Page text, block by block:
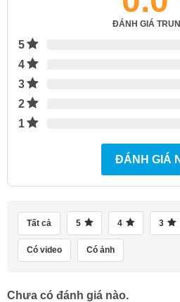
ĐÁNH GIÁ
5
4
3
2
1
ĐÁNH GIÁ
Tất cả 5 4 3
Có video Có ảnh
Chưa có đánh giá nào.